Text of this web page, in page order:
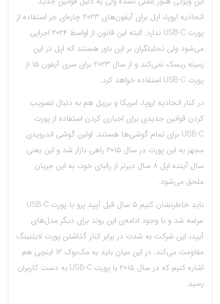
اتحادیه اروپا، اپل برای آیفون‌های ۲۰۲۳ چاره‌ای جز استفاده از
پورت USB-C ندارد. البته این قانون از اواسط ۲۰۲۴ اجرایی
می‌شود ولی تحلیلگران بر این باور هستند که اپل در این
زمینه ریسک نمی‌کند و از سال ۲۰۲۳ برای سری آیفون ۱۵ از
پورت USB-C استفاده خواهد کرد.
در کنار اتحادیه اروپا، امریکا و برزیل هم به دنبال تصویب
کردن قوانین جدیدی برای اجباری کردن استفاده از پورت
USB-C برای تمام گوشی‌ها هستند. اولین گوشی اندرویدی
مجهز به این پورت در سال ۲۰۱۵ راهی بازار شد و این یعنی
سال آینده اپل ۸ سال دیرتر از رقبای خود، به این جریان
ملحق می‌شود.
باید خاطرنشان کنیم ۵ سال قبل آیپد پرو با پورت USB-C
عرضه شد و با وجود ادامه‌ی این روند برای دیگر مدل‌های
آیپد، این شرکت به شدت در برابر کنار گذاشتن پورت لایتنینگ
مقاومت می‌کند. در این میان باید به مک‌بوک ۱۲ اینچی هم
اشاره کنیم که در سال ۲۰۱۵ با پورت USB-C به دست کاربران
رسید.